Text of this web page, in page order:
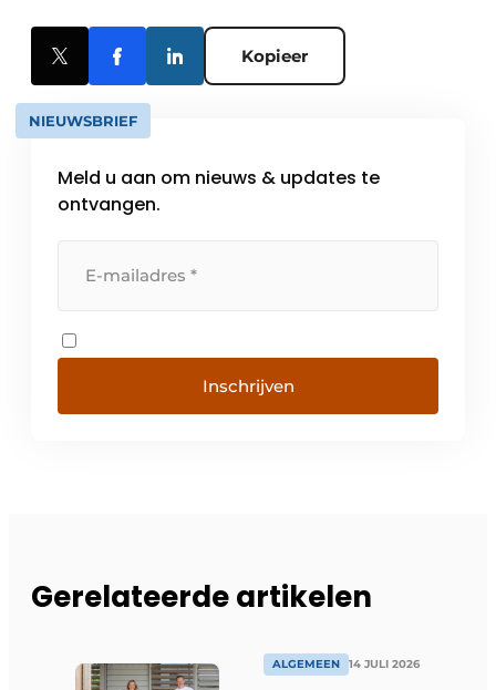
Kopieer
NIEUWSBRIEF
Meld u aan om nieuws & updates te
ontvangen.
Inschrijven
Gerelateerde artikelen
ALGEMEEN 14 JULI 2026